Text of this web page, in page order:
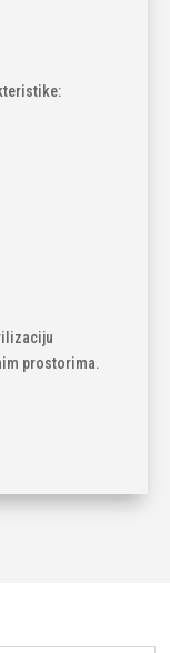
prostorima.